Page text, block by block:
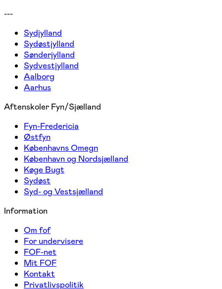
---
Sydjylland
Sydøstjylland
Sønderjylland
Sydvestjylland
Aalborg
Aarhus
Aftenskoler Fyn/Sjælland
Fyn-Fredericia
Østfyn
Københavns Omegn
København og Nordsjælland
Køge Bugt
Sydøst
Syd- og Vestsjælland
Information
Om fof
For undervisere
FOF-net
Mit FOF
Kontakt
Privatlivspolitik